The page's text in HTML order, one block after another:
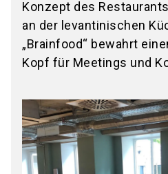
Konzept des
an der levantinischen
„Brainfood“ bewahrt
Kopf für Meetings und